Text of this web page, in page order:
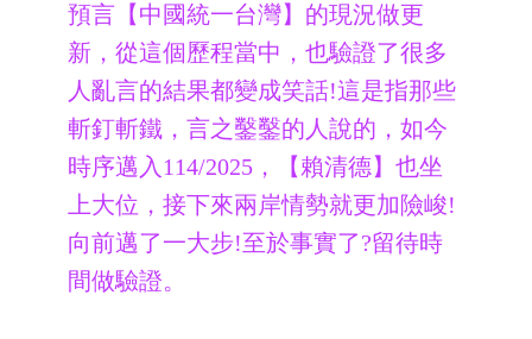
預言【中國統一台灣】的現況做更
新，從這個歷程當中，也驗證了很多
人亂言的結果都變成笑話!這是指那些
斬釘斬鐵，言之鑿鑿的人說的，如今
時序邁入114/2025，【賴清德】也坐
上大位，接下來兩岸情勢就更加險峻!
向前邁了一大步!至於事實了?留待時
間做驗證。